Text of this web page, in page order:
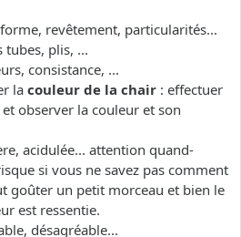
revêtement, particularités...
plis, ...
consistance, ...
la couleur de la chair : effectuer
observer la couleur et son
acidulée... attention quand-
si vous ne savez pas comment
goûter un petit morceau et bien le
est ressentie.
désagréable...